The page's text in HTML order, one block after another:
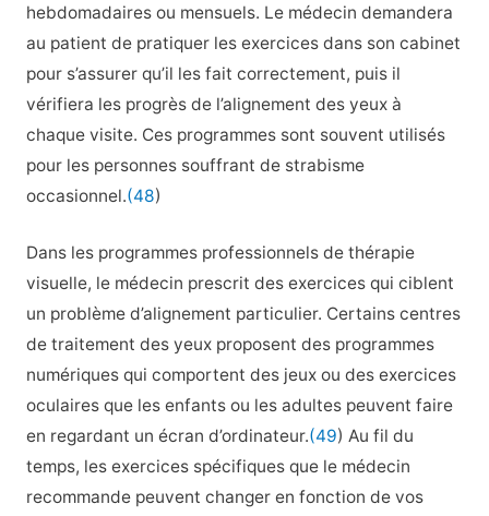
hebdomadaires ou mensuels. Le médecin demandera
au patient de pratiquer les exercices dans son cabinet
pour s’assurer qu’il les fait correctement, puis il
vérifiera les progrès de l’alignement des yeux à
chaque visite. Ces programmes sont souvent utilisés
pour les personnes souffrant de strabisme
occasionnel.(48)
Dans les programmes professionnels de thérapie
visuelle, le médecin prescrit des exercices qui ciblent
un problème d’alignement particulier. Certains centres
de traitement des yeux proposent des programmes
numériques qui comportent des jeux ou des exercices
oculaires que les enfants ou les adultes peuvent faire
en regardant un écran d’ordinateur.(49) Au fil du
temps, les exercices spécifiques que le médecin
recommande peuvent changer en fonction de vos